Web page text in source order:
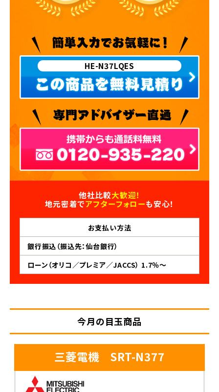
HE-N37LQES
他社比較大歓迎！
地元密着でアフターフォローも安心！
お支払い方法
銀行振込（振込先：仙台銀行）
ローン（オリコ／プレミア／JACCS） 1.7％～
今月の目玉商品
三菱電機 SRT-N377